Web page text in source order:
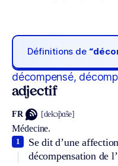
Définitions de
décompensé,
adjectif
FR [dekɔ̃pɑ̃se]
Médecine.
Se dit d’une
décompensation de
1